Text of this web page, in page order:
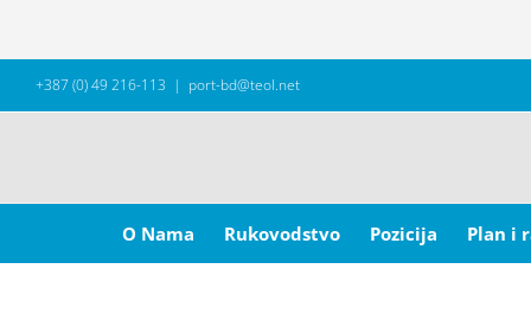
+387 (0) 49 216-113 | port-bd@teol.net
for:
O Nama
Rukovodstvo Pozicija Plan i